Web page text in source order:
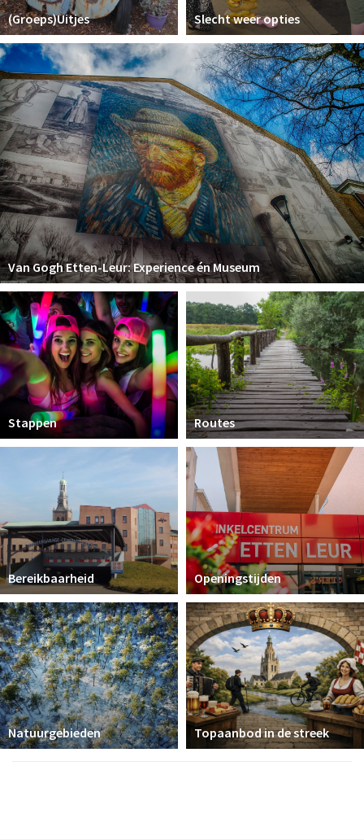
(Groeps)Uitjes Slecht weer opties
Van Gogh Etten-Leur: Experience én Museum
Stappen Routes
Bereikbaarheid Openingstijden
Natuurgebieden Topaanbod in de streek